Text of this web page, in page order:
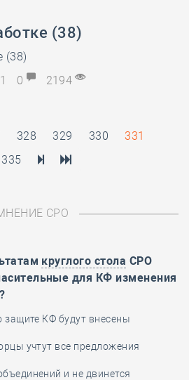
(38)
(38)
0 2194
328 329 330
331
335
СРО
круглого стола СРО
для КФ изменения
защите КФ будут внесены
учтут все предложения
и не двинется